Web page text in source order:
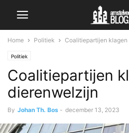
Home Politiek Coalitiepartijen
Politiek
Coalitiepartijen
dierenwelzijn
By Johan Th. Bos - december 13, 2023